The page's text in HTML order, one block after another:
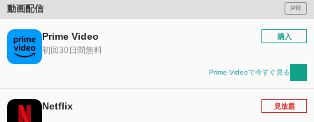
動画配信 PR
Prime Video
初回30日間無料
購入
Prime Videoで今すぐ見る
Netflix 見放題